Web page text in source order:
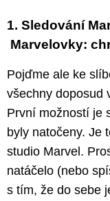
1. Sledování
Marvelovky:
Pojďme ale ke
všechny doposud
První možností je
byly natočeny. Je
studio Marvel.
natáčelo (nebo
s tím, že do sebe